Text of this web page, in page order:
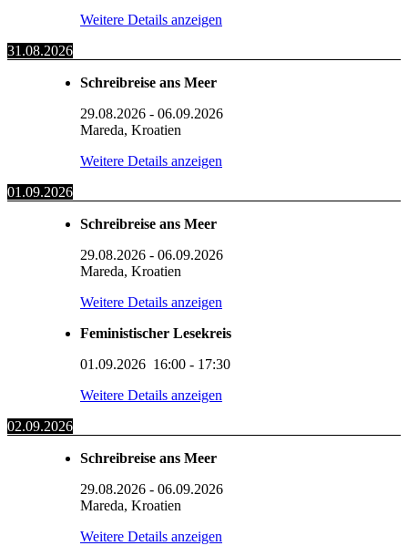
Weitere Details anzeigen
31.08.2026
Schreibreise ans Meer
29.08.2026 - 06.09.2026
Mareda, Kroatien
Weitere Details anzeigen
01.09.2026
Schreibreise ans Meer
29.08.2026 - 06.09.2026
Mareda, Kroatien
Weitere Details anzeigen
Feministischer Lesekreis
01.09.2026 16:00 - 17:30
Weitere Details anzeigen
02.09.2026
Schreibreise ans Meer
29.08.2026 - 06.09.2026
Mareda, Kroatien
Weitere Details anzeigen